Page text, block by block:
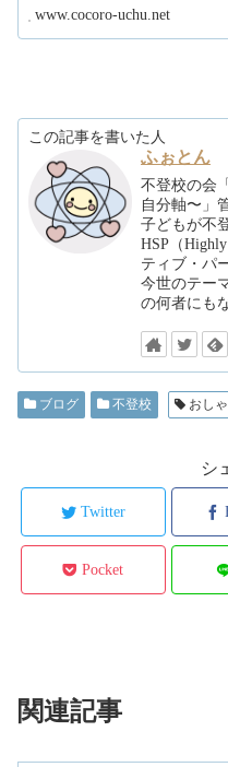
www.cocoro-uchu.net
この記事を書いた人
ふぉとん
不登校の会
自分軸〜」
子どもが不
HSP（
ティブ・パ
今世のテー
の何者にも
ブログ 不登校 おし
シ
Twitter
Pocket
関連記事